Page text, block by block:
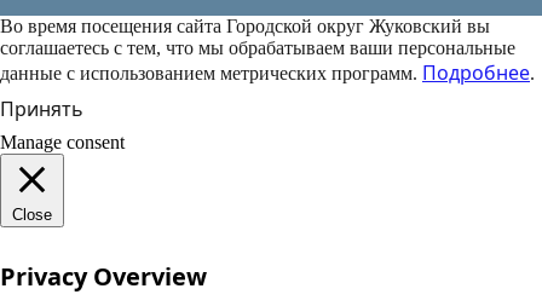
Во время посещения сайта Городской округ Жуковский вы
соглашаетесь с тем, что мы обрабатываем ваши персональные
данные с использованием метрических программ. Подробнее.
Принять
Manage consent
Close
Privacy Overview